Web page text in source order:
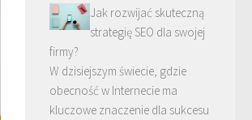
Jak rozwijać skuteczną
strategię SEO dla swojej
firmy?
W dzisiejszym świecie, gdzie
obecność w Internecie ma
kluczowe znaczenie dla sukcesu